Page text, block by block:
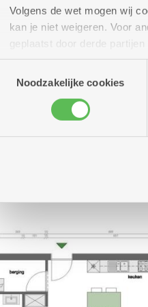
Volgens de wet mogen wij
kan je niet weigeren. Voor
geplaatst door derde
(geanonimiseerd) gebruik
combineren met andere
Noodzakelijke cookies